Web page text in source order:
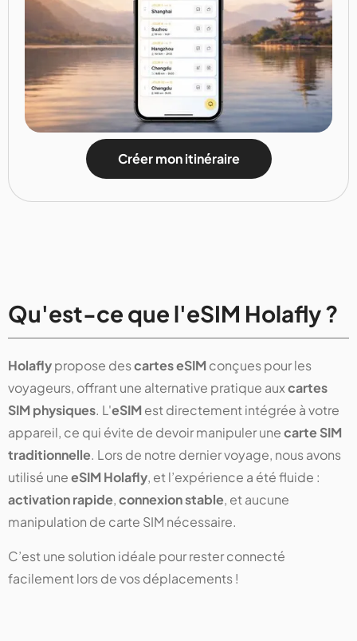
Créer mon itinéraire
Qu'est-ce que l'eSIM Holafly ?
Holaflypropose descartes eSIM conçues pour les
voyageurs, offrant une alternative pratique auxcartes
SIM physiques. L'eSIM est directement intégrée à votre
appareil, ce qui évite de devoir manipuler unecarte SIM
traditionnelle. Lors de notre dernier voyage, nous avons
utilisé uneeSIM Holafly, et l’expérience a été fluide :
activation rapide,connexion stable, et aucune
manipulation de carte SIM nécessaire.
C’est une solution idéale pour rester connecté
facilement lors de vos déplacements !